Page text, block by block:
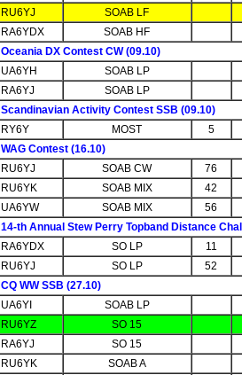
RU6YJ
SOAB LF
RA6YDX
SOAB HF
Oceania DX Contest CW (09.10)
UA6YH
SOAB LP
RA6YJ
SOAB LP
Scandinavian Activity Contest SSB (09.10)
RY6Y
MOST
5
WAG Contest (16.10)
RU6YJ
SOAB CW
76
RU6YK
SOAB MIX
42
UA6YW
SOAB MIX
56
14-th Annual Stew Perry Topband Distance
RA6YDX
SO LP
11
RU6YJ
SO LP
52
CQ WW SSB (27.10)
UA6YI
SOAB LP
RU6YZ
SO 15
RA6YJ
SO 15
RU6YK
SOAB A